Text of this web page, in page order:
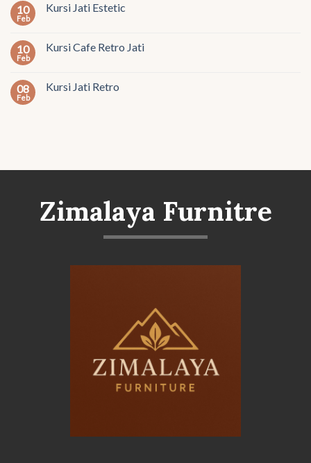
10
Feb
Kursi Jati Estetic
10
Feb
Kursi Cafe Retro Jati
08
Feb
Kursi Jati Retro
Zimalaya Furnitre